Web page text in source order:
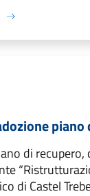
piano
di recupero,
di Castel